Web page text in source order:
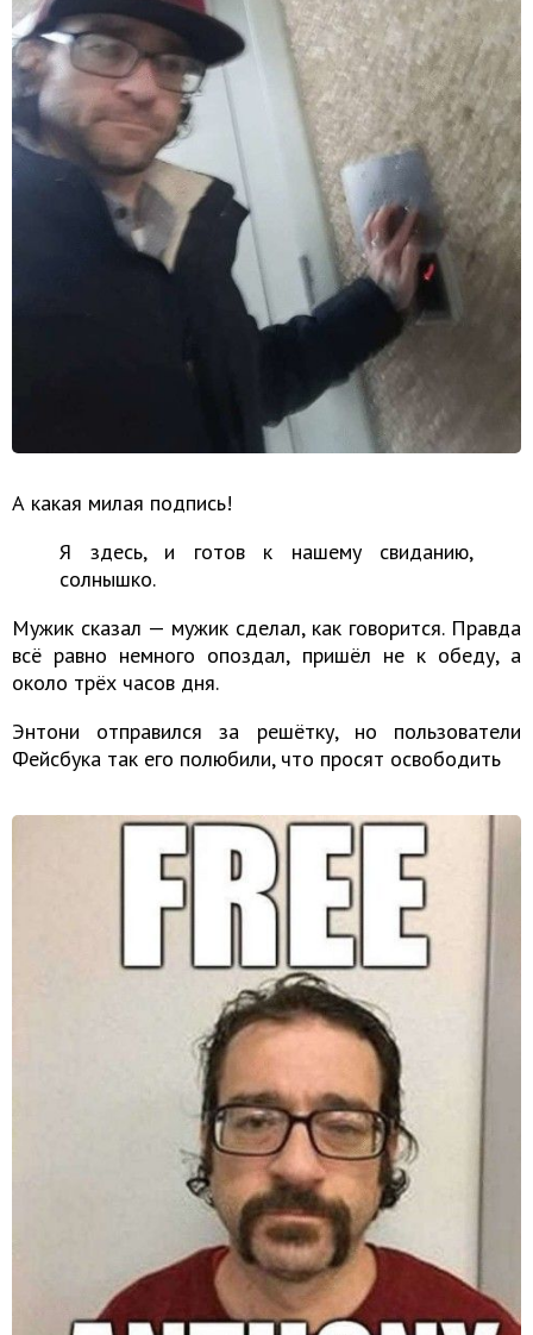
А какая милая подпись!
Я здесь, и готов к нашему свиданию,
солнышко.
Мужик сказал — мужик сделал, как говорится. Правда
всё равно немного опоздал, пришёл не к обеду, а
около трёх часов дня.
Энтони отправился за решётку, но пользователи
Фейсбука так его полюбили, что просят освободить